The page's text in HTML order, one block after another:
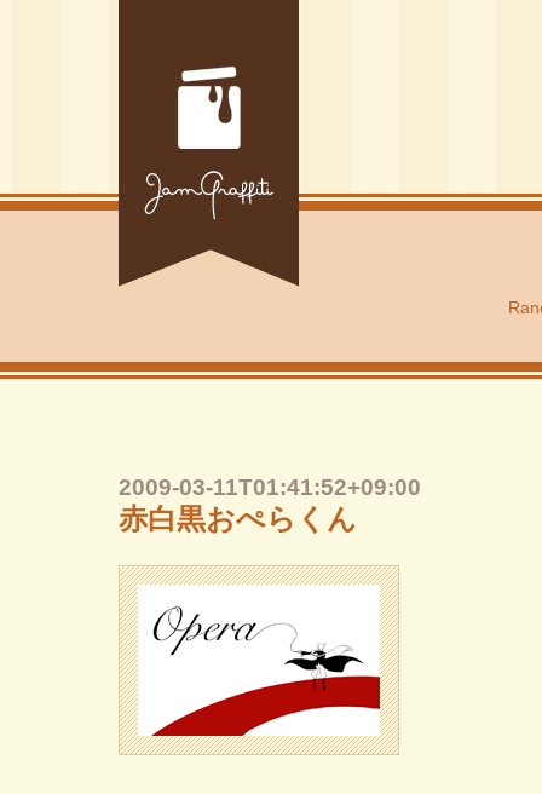
2009-03-11T01:41:52+09:00
赤白黒おぺらくん